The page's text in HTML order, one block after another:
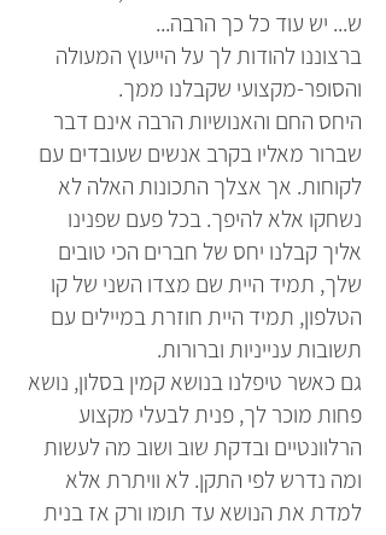
ש... יש עוד כל כך הרבה...
ברצוננו להודות לך על הייעוץ המעולה
והסופר-מקצועי שקבלנו ממך.
היחס החם והאנושיות הרבה אינם דבר
שברור מאליו בקרב אנשים שעובדים עם
לקוחות. אך אצלך התכונות האלה לא
נשחקו אלא להיפך. בכל פעם שפנינו
אליך קבלנו יחס של חברים הכי טובים
שלך, תמיד היית שם מצדו השני של קו
הטלפון, תמיד היית חוזרת במיילים עם
תשובות ענייניות וברורות.
גם כאשר טיפלנו בנושא קמין בסלון, נושא
פחות מוכר לך, פנית לבעלי מקצוע
הרלוונטיים ובדקת שוב ושוב מה לעשות
ומה נדרש לפי התקן. לא וויתרת אלא
למדת את הנושא עד תומו ורק אז בנית